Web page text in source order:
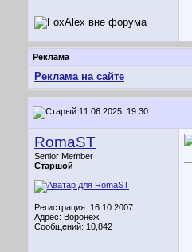
Реклама
Реклама на сайте
11.06.2025, 19:30
RomaST
Senior Member
Старшой
Регистрация: 16.10.2007
Адрес: Воронеж
Сообщений: 10,842